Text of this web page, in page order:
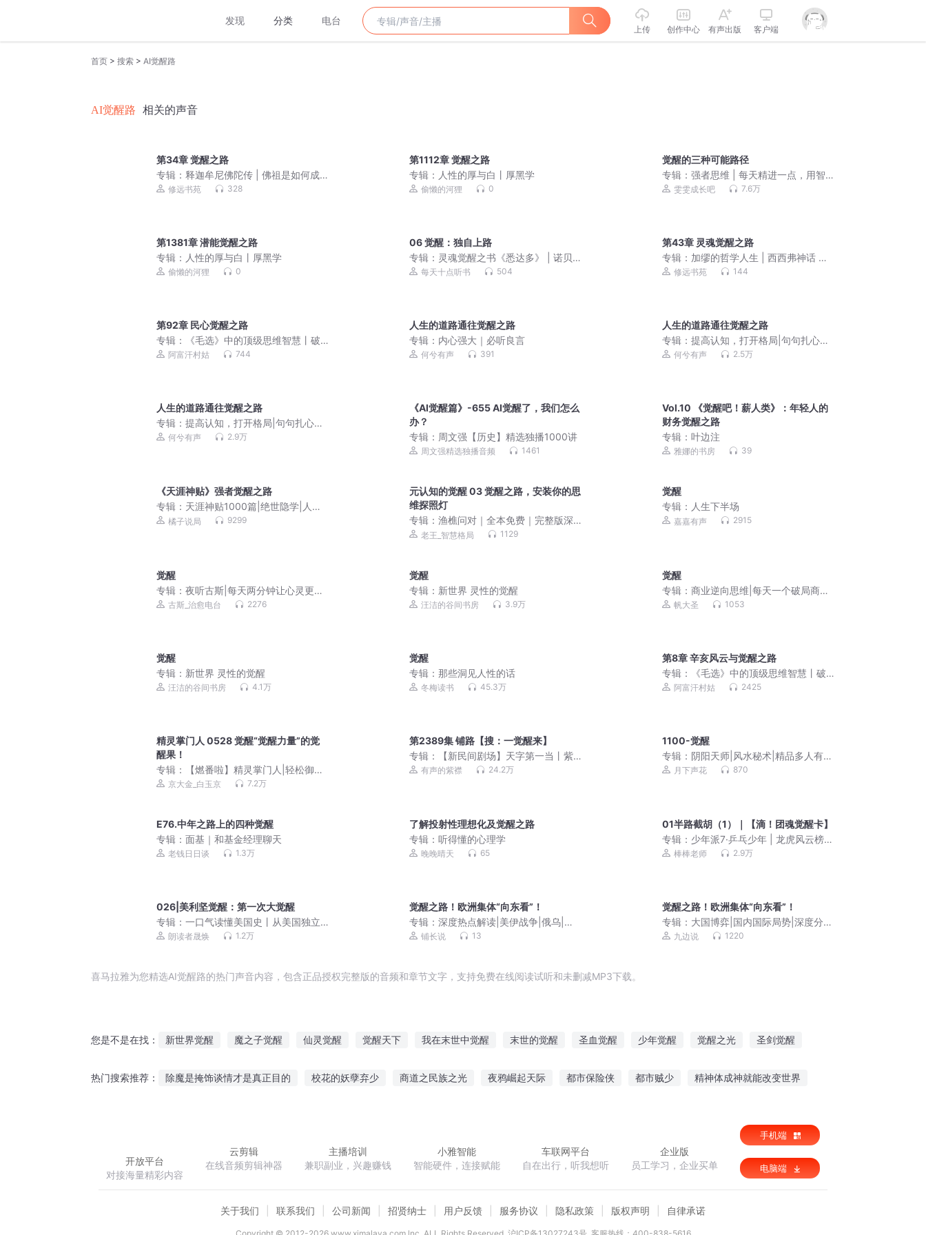
发现 分类 电台
上传 创作中心 有声出版 客户端
首页 > 搜索 > AI觉醒路
AI觉醒路 相关的声音
第34章 觉醒之路
专辑： 释迦牟尼佛陀传 | 佛祖是如何成
佛的 | 佛学入门
修远书苑 328
第1112章 觉醒之路
专辑： 人性的厚与白丨厚黑学
偷懒的河狸 0
觉醒的三种可能路径
专辑：强者思维 | 每天精进一点，用智
慧助力成长
雯雯成长吧 7.6万
第1381章 潜能觉醒之路
专辑： 人性的厚与白丨厚黑学
偷懒的河狸 0
06 觉醒：独自上路
专辑： 灵魂觉醒之书《悉达多》 | 诺贝
尔文学奖、黑塞
每天十点听书 504
第43章 灵魂觉醒之路
专辑： 加缪的哲学人生 | 西西弗神话 局
外人 鼠疫
修远书苑 144
第92章 民心觉醒之路
专辑：
《毛选》中的顶级思维智慧丨破
局丨开悟丨成事
阿富汗村姑 744
人生的道路通往觉醒之路
专辑： 内心强大｜必听良言
何兮有声 391
人生的道路通往觉醒之路
专辑：提高认知，打开格局|句句扎心真
话 何兮有声 2.5万
人生的道路通往觉醒之路
专辑： 提高认知，打开格局|句句扎心真
话 何兮有声 2.9万
《AI觉醒篇》-655 AI觉醒了，我们怎么
办？
专辑： 周文强【历史】精选独播1000讲
周文强精选独播音频 1461
Vol.10 《觉醒吧！薪人类》：年轻人的
财务觉醒之路
专辑：叶边注
雅娜的书房 39
《天涯神贴》强者觉醒之路
专辑： 天涯神贴1000篇|绝世隐学|人性
逻辑|人生逆袭
橘子说局 9299
元认知的觉醒 03 觉醒之路，安装你的思
维探照灯
专辑：渔樵问对｜全本免费｜完整版深
度解读｜曾仕强推荐奇书
老王_智慧格局 1129
觉醒
专辑： 人生下半场
嘉嘉有声 2915
觉醒
专辑： 夜听古斯|每天两分钟让心灵更充
实 古斯_治愈电台 2276
觉醒
专辑： 新世界 灵性的觉醒
汪洁的谷间书房 3.9万
觉醒
专辑：商业逆向思维|每天一个破局商业
启示帆大圣 1053
觉醒
专辑： 新世界 灵性的觉醒
汪洁的谷间书房 4.1万
觉醒
专辑：那些洞见人性的话
冬梅读书 45.3万
第8章 辛亥风云与觉醒之路
专辑：
《毛选》中的顶级思维智慧丨破
局丨开悟丨成事
阿富汗村姑 2425
精灵掌门人 0528 觉醒“觉醒力量”的觉
醒果！
专辑：
【燃番啦】精灵掌门人|轻松御兽
宠物流|不科学御兽作者作品|多人有声剧
京大金_白玉京 7.2万
第2389集 铺路【搜：一觉醒来】
专辑：
【新民间剧场】天字第一当丨紫
襟领衔多人有声剧丨麻衣神算子作者新
有声的紫襟 24.2万
1100-觉醒
专辑： 阴阳天师|风水秘术|精品多人有声
剧|都市爽文|灵异鬼怪|道士法术【超低
月下声花 870
E76.中年之路上的四种觉醒
专辑： 面基｜和基金经理聊天
老钱日日谈 1.3万
了解投射性理想化及觉醒之路
专辑：听得懂的心理学
晚晚晴天 65
01半路截胡（1）｜【滴！团魂觉醒卡】
专辑： 少年派7·乒乓少年 | 龙虎风云榜
（番外篇）
棒棒老师 2.9万
026|美利坚觉醒：第一次大觉醒
专辑： 一口气读懂美国史丨从美国独立
到南北战争，从一战二战到冷战结束丨
朗读者晟焕 1.2万
觉醒之路！欧洲集体“向东看”！
专辑：深度热点解读|美伊战争|俄乌|印
巴|有趣有料有温度
铺长说 13
觉醒之路！欧洲集体“向东看”！
专辑： 大国博弈|国内国际局势|深度分
析|热点九边听风的蚕
九边说 1220
喜马拉雅为您精选AI觉醒路的热门声音内容，包含正品授权完整版的音频和章节文字，支持免费在线阅读试听和未删减MP3下载。
您是不是在找： 新世界觉醒 魔之子觉醒 仙灵觉醒 觉醒天下 我在末世中觉醒 末世的觉醒 圣血觉醒 少年觉醒 觉醒之光 圣剑觉醒
热门搜索推荐： 除魔是掩饰谈情才是真正目的 校花的妖孽弃少 商道之民族之光 夜鸦崛起天际 都市保险侠 都市贼少 精神体成神就能改变世界
开放平台
对接海量精彩内容
云剪辑
在线音频剪辑神器
主播培训
兼职副业，兴趣赚钱
小雅智能
智能硬件，连接赋能
车联网平台
自在出行，听我想听
企业版
员工学习，企业买单
手机端
电脑端
关于我们 联系我们 公司新闻 招贤纳士 用户反馈 服务协议 隐私政策 版权声明 自律承诺